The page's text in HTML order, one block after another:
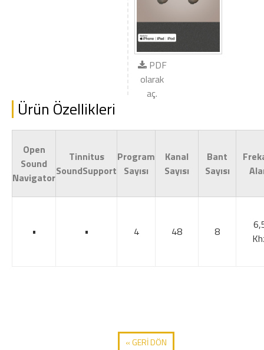
PDF
olarak
aç.
Ürün Özellikleri
Open
Sound
Navigator
Tinnitus
SoundSupport
Program
Sayısı
Kanal
Sayısı
Bant
Sayısı
• • 4 48 8
« GERİ DÖN